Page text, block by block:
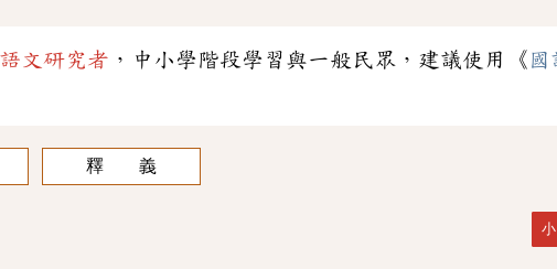
文研究者 ，中小學階段學習與一般民眾，建議使用《 國
釋 義
小